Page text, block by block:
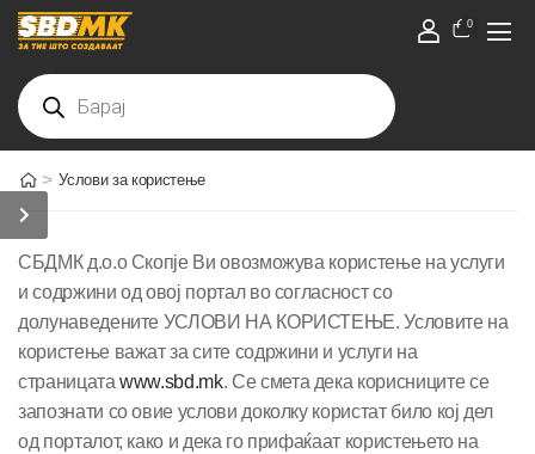
0
> Услови за користење
СБДМК д.о.о Скопје Ви овозможува користење на услуги
и содржини од овој портал во согласност со
долунаведените УСЛОВИ НА КОРИСТЕЊЕ. Условите на
користење важат за сите содржини и услуги на
страницатаwww.sbd.mk. Се смета дека корисниците се
запознати со овие услови доколку користат било кој дел
од порталот, како и дека го прифаќаат користењето на